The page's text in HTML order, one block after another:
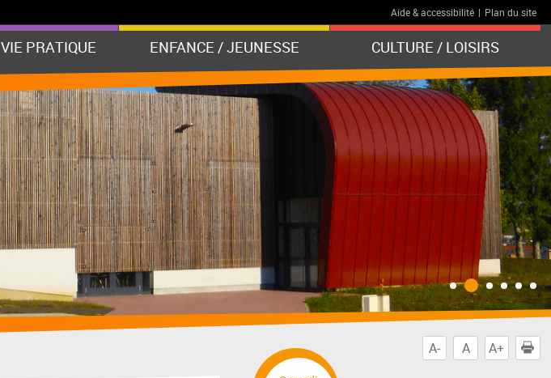
Aide & accessibilité | Plan du site
VIE PRATIQUE ENFANCE / JEUNESSE CULTURE / LOISIRS
A- A A+